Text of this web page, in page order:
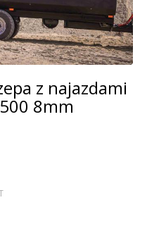
z najazdami
8mm